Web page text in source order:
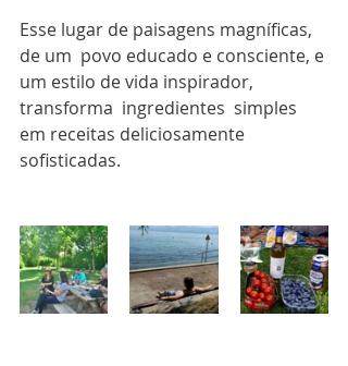
Esse lugar de paisagens magníficas,
de um  povo educado e consciente, e
um estilo de vida inspirador,
transforma  ingredientes  simples
em receitas deliciosamente
sofisticadas.